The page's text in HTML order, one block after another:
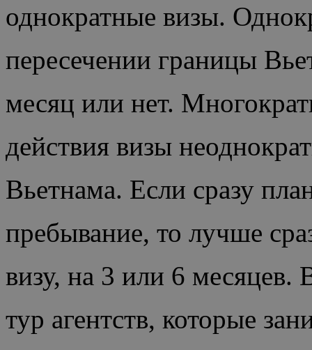
однократные визы.
пересечении границы
месяц или нет.
действия визы
Вьетнама. Если сразу
пребывание, то лучше
визу, на 3 или 6 месяцев.
тур агентств, которые